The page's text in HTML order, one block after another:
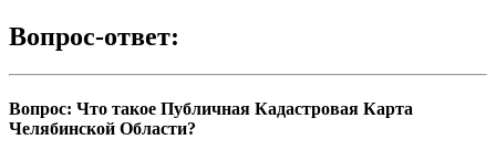
Вопрос-ответ:
Вопрос: Что такое Публичная Кадастровая Карта
Челябинской Области?